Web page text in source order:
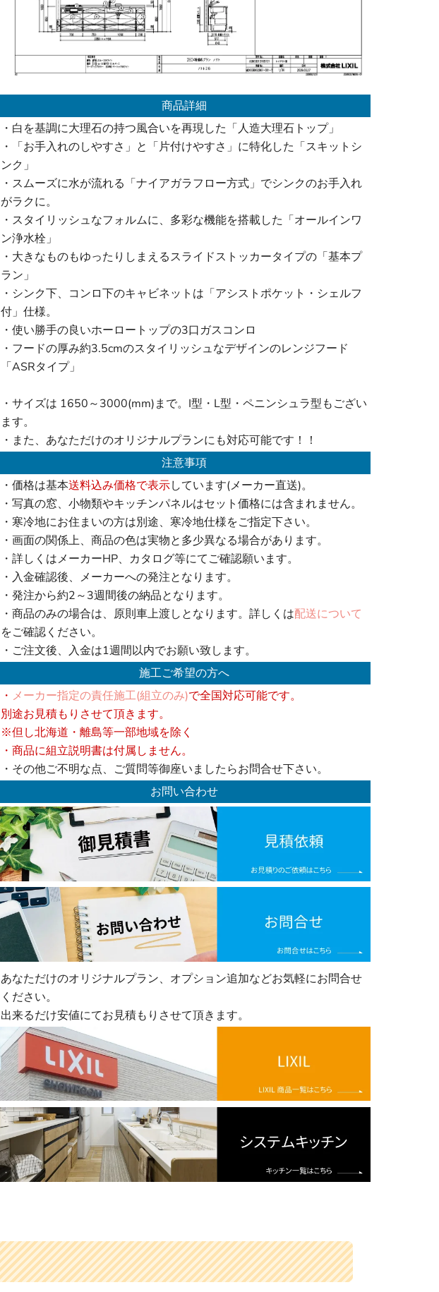
商品詳細
・白を基調に大理石の持つ風合いを再現した「人造大理石トップ」
・「お手入れのしやすさ」と「片付けやすさ」に特化した「スキットシ
ンク」
・スムーズに水が流れる「ナイアガラフロー方式」でシンクのお手入れ
がラクに。
・スタイリッシュなフォルムに、多彩な機能を搭載した「オールインワ
ン浄水栓」
・大きなものもゆったりしまえるスライドストッカータイプの「基本プ
ラン」
・シンク下、コンロ下のキャビネットは「アシストポケット・シェルフ
付」仕様。
・使い勝手の良いホーロートップの3口ガスコンロ
・フードの厚み約3.5cmのスタイリッシュなデザインのレンジフード
「ASRタイプ」
・サイズは 1650～3000(mm)まで。I型・L型・ペニンシュラ型もござい
ます。
・また、あなただけのオリジナルプランにも対応可能です！！
注意事項
・価格は基本送料込み価格で表示しています(メーカー直送)。
・写真の窓、小物類やキッチンパネルはセット価格には含まれません。
・寒冷地にお住まいの方は別途、寒冷地仕様をご指定下さい。
・画面の関係上、商品の色は実物と多少異なる場合があります。
・詳しくはメーカーHP、カタログ等にてご確認願います。
・入金確認後、メーカーへの発注となります。
・発注から約2～3週間後の納品となります。
・商品のみの場合は、原則車上渡しとなります。詳しくは配送について
をご確認ください。
・ご注文後、入金は1週間以内でお願い致します。
施工ご希望の方へ
・ メーカー指定の責任施工(組立のみ)で全国対応可能です。
別途お見積もりさせて頂きます。
※但し北海道・離島等一部地域を除く
・商品に組立説明書は付属しません。
・その他ご不明な点、ご質問等御座いましたらお問合せ下さい。
お問い合わせ
あなただけのオリジナルプラン、オプション追加などお気軽にお問合せ
ください。
出来るだけ安値にてお見積もりさせて頂きます。